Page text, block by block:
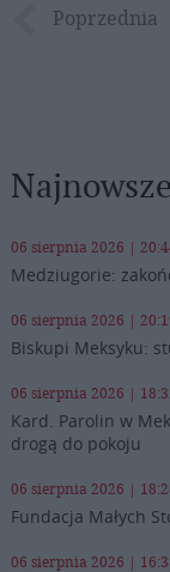
Poprzednia
Najnowsze
06 sierpnia 2026 |
Medziugorie:
06 sierpnia 2026 |
Biskupi Meksyku:
06 sierpnia 2026 |
Kard. Parolin w
drogą do pokoju
06 sierpnia 2026 |
Fundacja Małych
06 sierpnia 2026 |